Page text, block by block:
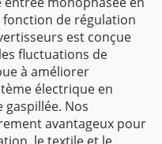
de régulation
est conçue
fluctuations de
à améliorer
électrique en
gaspillée. Nos
avantageux pour